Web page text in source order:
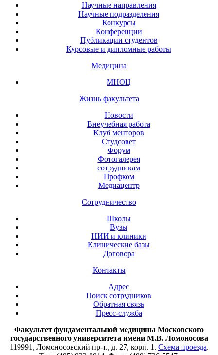
Научные направления
Научные подразделения
Конкурсы
Конференции
Публикации студентов
Курсовые и дипломные работы
Медицина
МНОЦ
Жизнь факультета
Новости
Внеучебная работа
Клуб менторов
Студсовет
Форум
Фотогалерея
сотрудникам
Профком
Медиацентр
Сотрудничество
Школы
Вузы
НИИ и клиники
Клинические базы
Договора
Контакты
Адрес
Поиск сотрудников
Обратная связь
Пресс-служба
Факультет фундаментальной медицины Московского
государственного университета имени М.В. Ломоносова
119991, Ломоносовский пр-т., д. 27, корп. 1. Схема проезда.